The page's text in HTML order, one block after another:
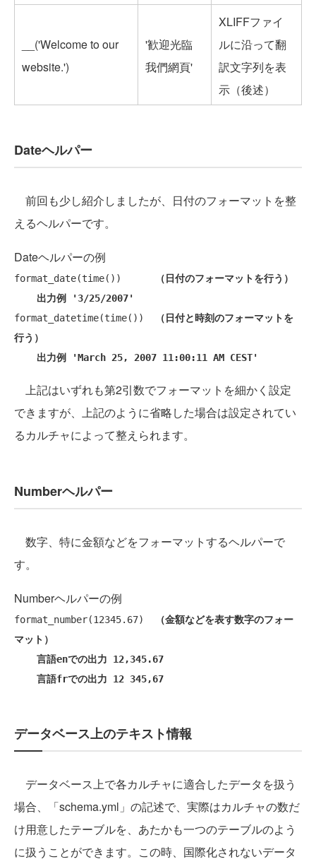
__('Welcome to our
website.')
'歓迎光臨
我們網頁'
XLIFFファイ
ルに沿って翻
訳文字列を表
示（後述）
Dateヘルパー
前回も少し紹介しましたが、日付のフォーマットを整
えるヘルパーです。
Dateヘルパーの例
format_date(time())
（日付のフォーマットを行う）
出力例 '3/25/2007'
format_datetime(time())
（日付と時刻のフォーマットを
行う）
出力例 'March 25, 2007 11:00:11 AM CEST'
上記はいずれも第2引数でフォーマットを細かく設定
できますが、上記のように省略した場合は設定されてい
るカルチャによって整えられます。
Numberヘルパー
数字、特に金額などをフォーマットするヘルパーで
す。
Numberヘルパーの例
format_number(12345.67)
（金額などを表す数字のフォー
マット）
言語enでの出力 12,345.67
言語frでの出力 12 345,67
データベース上のテキスト情報
データベース上で各カルチャに適合したデータを扱う
場合、「schema.yml」の記述で、実際はカルチャの数だ
け用意したテーブルを、あたかも一つのテーブルのよう
に扱うことができます。この時、国際化されないデータ